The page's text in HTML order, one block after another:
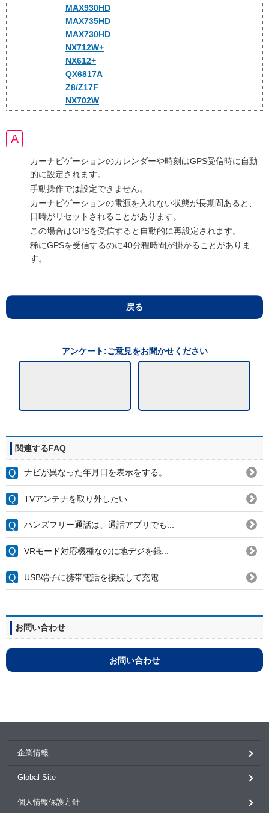
MAX930HD
MAX735HD
MAX730HD
NX712W+
NX612+
QX6817A
Z8/Z17F
NX702W
カーナビゲーションのカレンダーや時刻はGPS受信時に自動
的に設定されます。
手動操作では設定できません。
カーナビゲーションの電源を入れない状態が長期間あると、
日時がリセットされることがあります。
この場合はGPSを受信すると自動的に再設定されます。
稀にGPSを受信するのに40分程時間が掛かることがありま
す。
戻る
アンケート:ご意見をお聞かせください
関連するFAQ
ナビが異なった年月日を表示をする。
TVアンテナを取り外したい
ハンズフリー通話は、通話アプリでも...
VRモード対応機種なのに地デジを録...
USB端子に携帯電話を接続して充電...
お問い合わせ
お問い合わせ
企業情報
Global Site
個人情報保護方針